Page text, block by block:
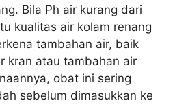
Bila Ph air kurang dari
kualitas air kolam renang
tambahan air, baik
kran atau tambahan air
obat ini sering
sebelum dimasukkan ke